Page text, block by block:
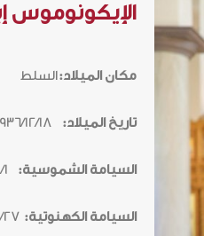
الإيكونوموس
مكان الميلاد:السلط
تاريخ الميلاد:
السيامة الشموسية:
السيامة الكهنوتية: